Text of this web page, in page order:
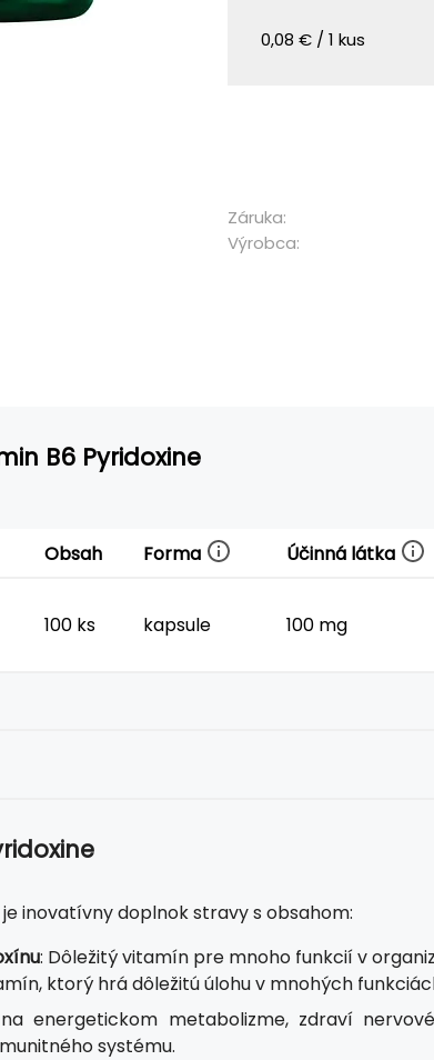
0,08 € / 1 kus
Záruka:
Výrobca:
B6 Pyridoxine
Obsah Forma Účinná látka
100 ks kapsule 100 mg
inovatívny doplnok stravy s obsahom:
: Dôležitý vitamín pre mnoho funkcií v
ktorý hrá dôležitú úlohu v mnohých
energetickom metabolizme, zdraví
systému.